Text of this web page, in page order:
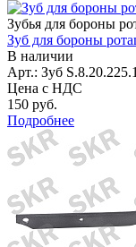
Зубья для бороны
Зуб для бороны
В наличии
Арт.: Зуб S.8.20.225.1
Цена с НДС
150 руб.
Подробнее